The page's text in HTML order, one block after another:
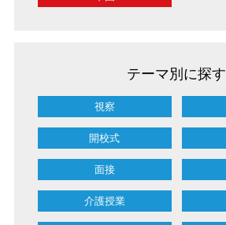
テーマ別に探す
視察
開校式
面接
介護授業